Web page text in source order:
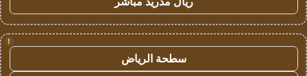
!
سطحة الرياض